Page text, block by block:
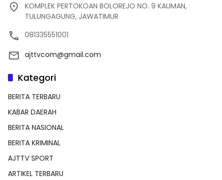
KOMPLEK PERTOKOAN BOLOREJO NO. 9 KAUMAN,
TULUNGAGUNG, JAWATIMUR
081335551001
ajttvcom@gmail.com
Kategori
BERITA TERBARU
KABAR DAERAH
BERITA NASIONAL
BERITA KRIMINAL
AJTTV SPORT
ARTIKEL TERBARU